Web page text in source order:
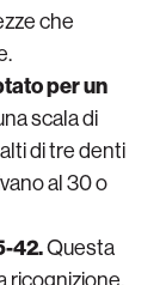
che
per un
scala di
di tre denti
al 30 o
42.Questa
ricognizione.